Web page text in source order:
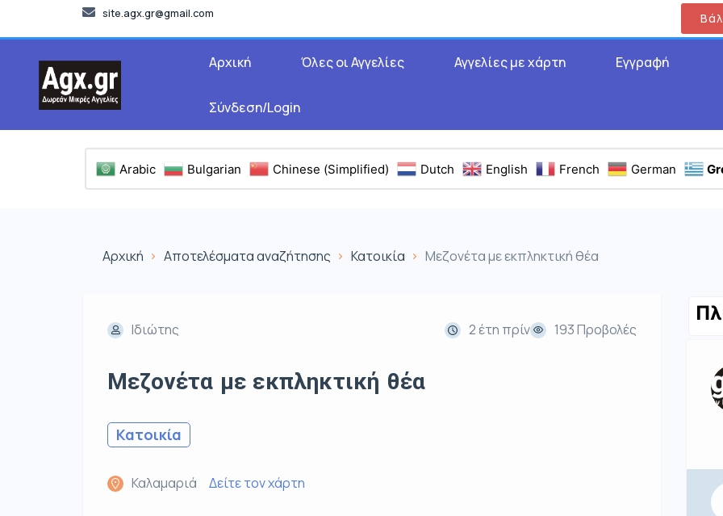
site.agx.gr@gmail.com
Αρχική Όλες οι Αγγελίες Αγγελίες με χάρτη Εγγραφή
Σύνδεση/Login
Arabic Bulgarian Chinese (Simplified) Dutch English French German
Αρχική Αποτελέσματα αναζήτησης Κατοικία Μεζονέτα με εκπληκτική θέα
Ιδιώτης 2 έτη πρίν 193 Προβολές
Μεζονέτα με εκπληκτική θέα
Κατοικία
Καλαμαριά Δείτε τον χάρτη